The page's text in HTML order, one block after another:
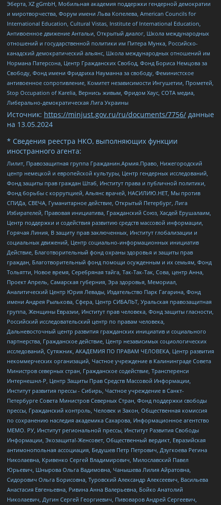
Эберта, XZ gGmbH, Мобильная академия поддержки гендерной демократии
и миротворчества, Форум имени Льва Копелева, American Councils for
International Education, Cultural Vistas, Institute of International Education,
Антивоенное движение Антальи, Открытый диалог, Школа международных
отношений и государственной политики им Питера Мунка, Российско-
канадский демократический альянс, Школа международных отношений им
Нормана Патерсона, Центр Гражданских Свобод, Фонд Бориса Немцова за
Свободу, Фонд имени Фридриха Науманна за свободу, Феминистское
антивоенное сопротивление, Комитет независимости Ингушетии, Прометей,
Stop Occupation of Karelia, Вернись живым, Фридом Хаус, СОТА медиа,
Либерально-демократическая Лига Украины
Источник: https://minjust.gov.ru/ru/documents/7756/ данные
на 13.05.2024
* Сведения реестра НКО, выполняющих функции
иностранного агента:
Лилит, Правозащитная группа Гражданин.Армия.Право, Нижегородский
центр немецкой и европейской культуры, Центр гендерных исследований,
Фонд защиты прав граждан Штаб, Институт права и публичной политики,
Фонд борьбы с коррупцией, Альянс врачей, НАСИЛИЮ.НЕТ, Мы против
СПИДа, СВЕЧА, Гуманитарное действие, Открытый Петербург, Лига
Избирателей, Правовая инициатива, Гражданский Союз, Хасдей Ерушалаим,
Центр поддержки и содействия развитию средств массовой информации,
Горячая Линия, В защиту прав заключенных, Институт глобализации и
социальных движений, Центр социально-информационных инициатив
Действие, Благотворительный фонд охраны здоровья и защиты прав
граждан, Благотворительный фонд помощи осужденным и их семьям, Фонд
Тольятти, Новое время, Серебряная тайга, Так-Так-Так, Сова, центр Анна,
Проект Апрель, Самарская губерния, Эра здоровья, Мемориал,
Аналитический Центр Юрия Левады, Издательство Парк Гагарина, Фонд
имени Андрея Рылькова, Сфера, Центр СИБАЛЬТ, Уральская правозащитная
группа, Женщины Евразии, Институт прав человека, Фонд защиты гласности,
Российский исследовательский центр по правам человека,
Дальневосточный центр развития гражданских инициатив и социального
партнерства, Гражданское действие, Центр независимых социологических
исследований, Сутяжник, АКАДЕМИЯ ПО ПРАВАМ ЧЕЛОВЕКА, Центр развития
некоммерческих организаций, Частное учреждение в Калининграде Совета
Министров северных стран, Гражданское содействие, Трансперенси
Интернешнл-Р, Центр Защиты Прав Средств Массовой Информации,
Институт развития прессы - Сибирь, Частное учреждение в Санкт-
Петербурге Совета Министров Северных Стран, Фонд поддержки свободы
прессы, Гражданский контроль, Человек и Закон, Общественная комиссия
по сохранению наследия академика Сахарова, Информационное агентство
МЕМО. РУ, Институт региональной прессы, Институт Развития Свободы
Информации, Экозащита!-Женсовет, Общественный вердикт, Евразийская
антимонопольная ассоциация, Бедушев Петр Петрович, Дзугкоева Регина
Николаевна, Кривенко Сергей Владимирович, Милославский Павел
Юрьевич, Шнырова Ольга Вадимовна, Чанышева Лилия Айратовна,
Сидорович Ольга Борисовна, Туровский Александр Алексеевич, Васильева
Анастасия Евгеньевна, Ривина Анна Валерьевна, Бойко Анатолий
Николаевич, Дугин Сергей Георгиевич, Пивоваров Андрей Сергеевич,